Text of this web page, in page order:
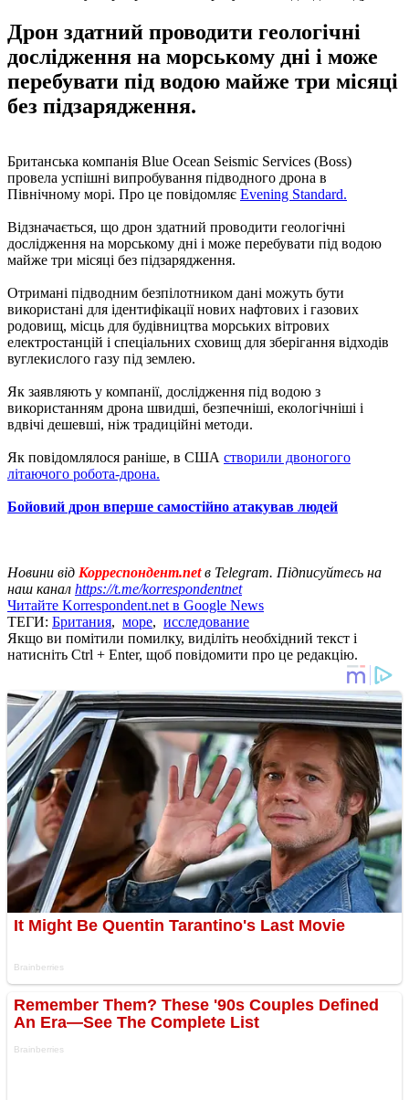
Дрон здатний проводити геологічні
дослідження на морському дні і може
перебувати під водою майже три місяці
без підзарядження.
Британська компанія Blue Ocean Seismic Services (Boss)
провела успішні випробування підводного дрона в
Північному морі. Про це повідомляє Evening Standard.
Відзначається, що дрон здатний проводити геологічні
дослідження на морському дні і може перебувати під водою
майже три місяці без підзарядження.
Отримані підводним безпілотником дані можуть бути
використані для ідентифікації нових нафтових і газових
родовищ, місць для будівництва морських вітрових
електростанцій і спеціальних сховищ для зберігання відходів
вуглекислого газу під землею.
Як заявляють у компанії, дослідження під водою з
використанням дрона швидші, безпечніші, екологічніші і
вдвічі дешевші, ніж традиційні методи.
Як повідомлялося раніше, в США створили двоногого
літаючого робота-дрона.
Бойовий дрон вперше самостійно атакував людей
Новини від Корреспондент.netв Telegram. Підписуйтесь на
наш канал https://t.me/korrespondentnet
Читайте Korrespondent.net в Google News
ТЕГИ: Британия, море, исследование
Якщо ви помітили помилку, виділіть необхідний текст і
натисніть Ctrl + Enter, щоб повідомити про це редакцію.